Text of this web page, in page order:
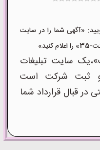
«آگهی شما را در سایت
سایت تبلیغات
ثبت شرکت است
در قبال قرارداد شما